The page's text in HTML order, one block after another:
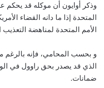
وذكر أوايون أن موكله قد يحكم
المتحدة إذا ما دانه القضاء
الأمم المتحدة لمناهضة التعذيب
الذي قد يصدر بحق راوول في
ضمانات.